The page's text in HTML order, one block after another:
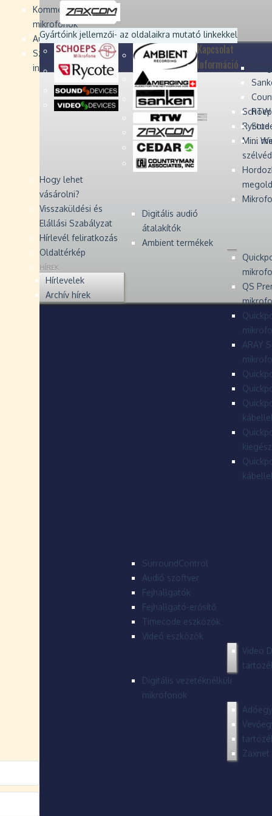
Kommentátor-
mikrofonok
Audio Monitors
Számítógépes audió
interfész
Rycote
Mini
Digitális audió
átalakítók
Ambient termékek
QS
ARAY
kábellel
kábellel
SurroundControl
Audió szoftver
Fejhallgatók
Fejhallgató-erősítő
Timecode eszközök
Videó eszközök
Video
Digitális vezetéknélküli
mikrofonok
Zaxnet
...
Devices
Devices
Zaxcom
Zaxcom
Gyártóink jellemzői- az oldalaikra mutató linkekkel
Kapcsolat
Információ
Hogy lehet
vásárolni?
Visszaküldési és
Elállási Szabályzat
Hírlevél feliratkozás
Oldaltérkép
HÍREK
Hírlevelek
Archív hírek